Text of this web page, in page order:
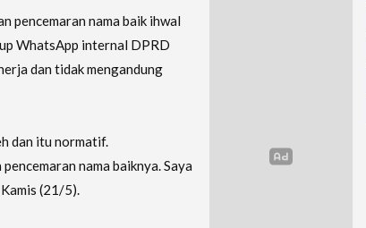
pencemaran nama baik ihwal
WhatsApp internal DPRD
dan tidak mengandung
dan itu normatif.
nama baiknya. Saya
(21/5).